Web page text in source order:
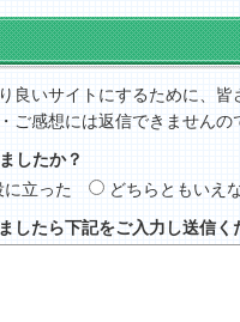
良いサイトにするために、
ご感想には返信できませんの
したか？
に立った
どちらともいえ
したら下記をご入力し送信く